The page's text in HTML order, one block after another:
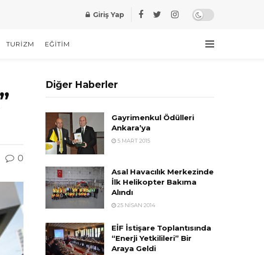
Giriş Yap
TURIZM EĞITIM
0
Diğer Haberler
Gayrimenkul Ödülleri
Ankara’ya
5 MART 2015
Asal Havacılık Merkezinde
İlk Helikopter Bakıma
Alındı
25 NISAN 2014
EİF İstişare Toplantısında
“Enerji Yetkilileri” Bir
Araya Geldi